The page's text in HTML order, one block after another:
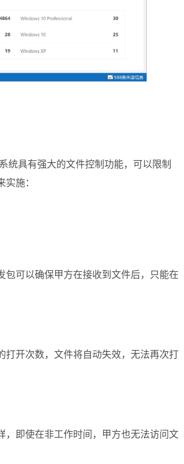
统具有强大的文件控制功能，可以限制
施：
可以确保甲方在接收到文件后，只能在
开次数，文件将自动失效，无法再次打
即使在非工作时间，甲方也无法访问文